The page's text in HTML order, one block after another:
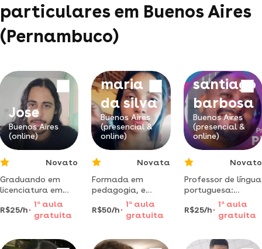
particulares em Buenos Aires
(Pernambuco)
Jose
Buenos Aires
(online)
Novato
Graduando em
licenciatura em
matemática na
upe, com base em
engenharia da
aulas de
R$25/h
1 aaula
gratuita
maria
da silva
Buenos Aires
(presencial &
online)
Novata
Formada em
pedagogia, e
cursando
psicopedagogia,
todas as
principalmente
R$50/h
1 a aula
gratuita
santiago
barbosa
Buenos Aires
(presencial &
online)
Novato
Professor de língua
portuguesa:
graduação em
letras, licenciatura
plena em
pós - graduação
R$25/h
1 aaula
gratuita